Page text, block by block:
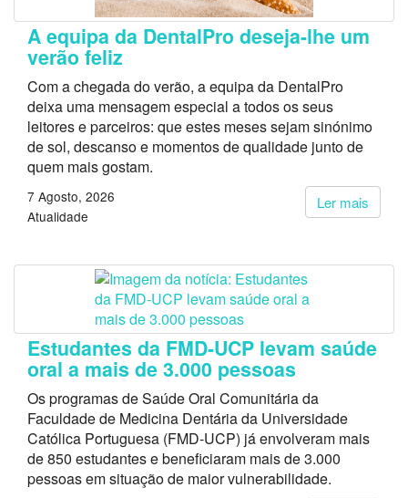
A equipa da DentalPro deseja-lhe um
verão feliz
Com a chegada do verão, a equipa da DentalPro
deixa uma mensagem especial a todos os seus
leitores e parceiros: que estes meses sejam sinónimo
de sol, descanso e momentos de qualidade junto de
quem mais gostam.
Ler mais
7 Agosto, 2026
Atualidade
Estudantes da FMD-UCP levam saúde
oral a mais de 3.000 pessoas
Os programas de Saúde Oral Comunitária da
Faculdade de Medicina Dentária da Universidade
Católica Portuguesa (FMD-UCP) já envolveram mais
de 850 estudantes e beneficiaram mais de 3.000
pessoas em situação de maior vulnerabilidade.